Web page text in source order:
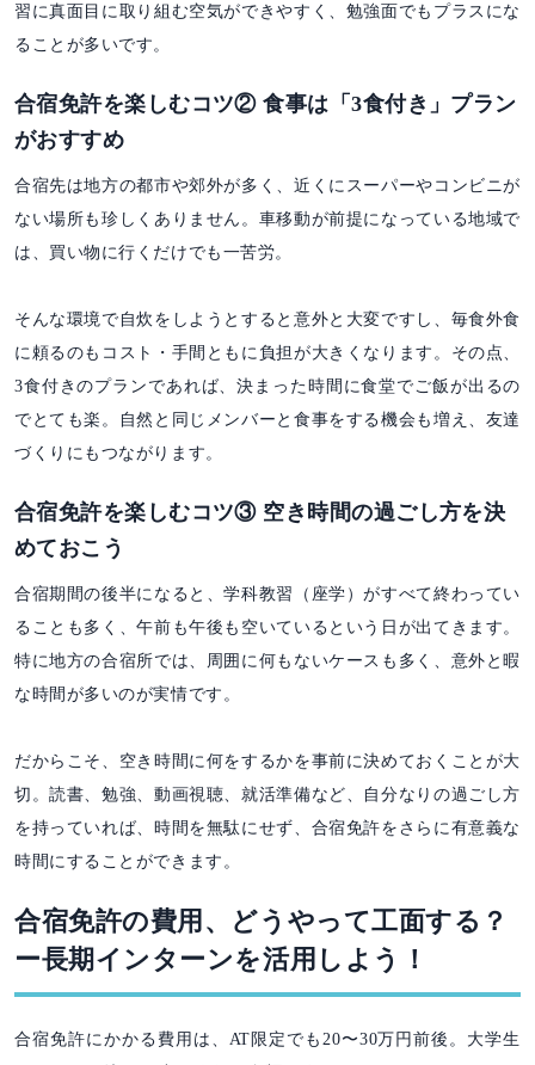
習に真面目に取り組む空気ができやすく、勉強面でもプラスにな
ることが多いです。
合宿免許を楽しむコツ② 食事は「3食付き」プラン
がおすすめ
合宿先は地方の都市や郊外が多く、近くにスーパーやコンビニが
ない場所も珍しくありません。車移動が前提になっている地域で
は、買い物に行くだけでも一苦労。
そんな環境で自炊をしようとすると意外と大変ですし、毎食外食
に頼るのもコスト・手間ともに負担が大きくなります。その点、
3食付きのプランであれば、決まった時間に食堂でご飯が出るの
でとても楽。自然と同じメンバーと食事をする機会も増え、友達
づくりにもつながります。
合宿免許を楽しむコツ③ 空き時間の過ごし方を決
めておこう
合宿期間の後半になると、学科教習（座学）がすべて終わってい
ることも多く、午前も午後も空いているという日が出てきます。
特に地方の合宿所では、周囲に何もないケースも多く、意外と暇
な時間が多いのが実情です。
だからこそ、空き時間に何をするかを事前に決めておくことが大
切。読書、勉強、動画視聴、就活準備など、自分なりの過ごし方
を持っていれば、時間を無駄にせず、合宿免許をさらに有意義な
時間にすることができます。
合宿免許の費用、どうやって工面する？
ー長期インターンを活用しよう！
合宿免許にかかる費用は、AT限定でも20〜30万円前後。大学生